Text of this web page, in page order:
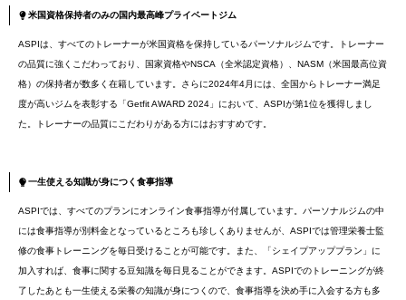
米国資格保持者のみの国内最高峰プライベートジム
ASPIは、すべてのトレーナーが米国資格を保持しているパーソナルジムです。トレーナー
の品質に強くこだわっており、国家資格やNSCA（全米認定資格）、NASM（米国最高位資
格）の保持者が数多く在籍しています。さらに2024年4月には、全国からトレーナー満足
度が高いジムを表彰する「Getfit AWARD 2024」において、ASPIが第1位を獲得しまし
た。トレーナーの品質にこだわりがある方にはおすすめです。
一生使える知識が身につく食事指導
ASPIでは、すべてのプランにオンライン食事指導が付属しています。パーソナルジムの中
には食事指導が別料金となっているところも珍しくありませんが、ASPIでは管理栄養士監
修の食事トレーニングを毎日受けることが可能です。また、「シェイプアッププラン」に
加入すれば、食事に関する豆知識を毎日見ることができます。ASPIでのトレーニングが終
了したあとも一生使える栄養の知識が身につくので、食事指導を決め手に入会する方も多